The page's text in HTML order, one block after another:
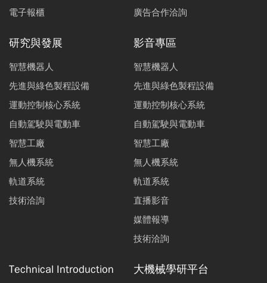
電子報櫃
廣告合作洽詢
研究與發展
智慧機器人
先進與綠色製程設備
運動控制核心系統
自動駕駛與電動車
智慧工廠
無人機系統
軌道系統
技術洽詢
影音專區
智慧機器人
先進與綠色製程設備
運動控制核心系統
自動駕駛與電動車
智慧工廠
無人機系統
軌道系統
直播影音
媒體報導
技術洽詢
Technical Introduction 大機械學研平台